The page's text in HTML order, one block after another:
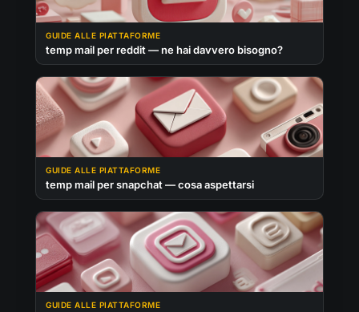
GUIDE ALLE PIATTAFORME
temp mail per reddit — ne hai davvero bisogno?
GUIDE ALLE PIATTAFORME
temp mail per snapchat — cosa aspettarsi
GUIDE ALLE PIATTAFORME